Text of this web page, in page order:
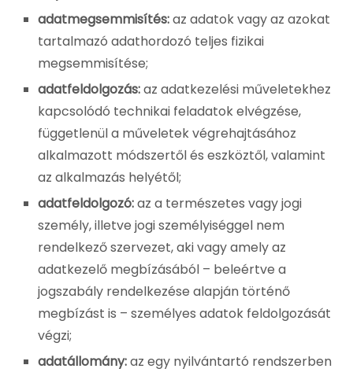
adatmegsemmisítés:az adatok vagy az azokat
tartalmazó adathordozó teljes fizikai
megsemmisítése;
adatfeldolgozás:az adatkezelési műveletekhez
kapcsolódó technikai feladatok elvégzése,
függetlenül a műveletek végrehajtásához
alkalmazott módszertől és eszköztől, valamint
az alkalmazás helyétől;
adatfeldolgozó:az a természetes vagy jogi
személy, illetve jogi személyiséggel nem
rendelkező szervezet, aki vagy amely az
adatkezelő megbízásából – beleértve a
jogszabály rendelkezése alapján történő
megbízást is – személyes adatok feldolgozását
végzi;
adatállomány:az egy nyilvántartó rendszerben